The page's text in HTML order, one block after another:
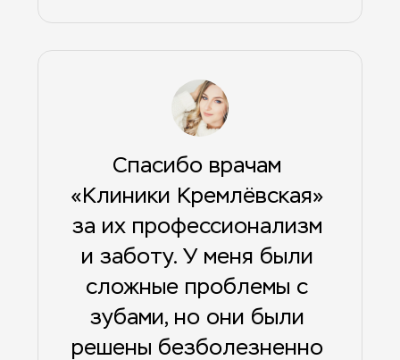
Спасибо врачам
«Клиники Кремлёвская»
за их профессионализм
и заботу. У меня были
сложные проблемы с
зубами, но они были
решены безболезненно